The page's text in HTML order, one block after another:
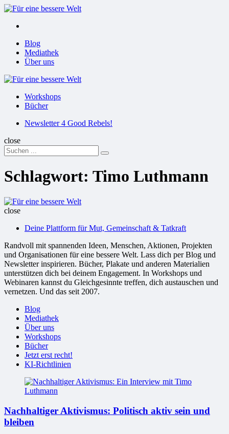
Menu
Menu
Blog
Mediathek
Über uns
Für
Workshops
Bücher
SuchenNewsletter 4 Good Rebels!
close
Search
for:
Suchen
Schlagwort: Timo Luthmann
Für
Welt
close
Deine Plattform für Mut, Gemeinschaft & Tatkraft
Randvoll mit spannenden Ideen, Menschen, Aktionen, Projekten
und Organisationen für eine bessere Welt. Lass dich per Blog und
Newsletter inspirieren. Bücher, Plakate und anderen Materialien
unterstützen dich bei deinem Engagement. In Workshops und
Webinaren kannst du Gleichgesinnte treffen, dich austauschen und
vernetzen. Und das seit 2007.
Blog
Mediathek
Über uns
Workshops
Bücher
Jetzt erst recht!
KI-Richtlinien
Nachhaltiger Aktivismus: Politisch aktiv sein und
bleiben